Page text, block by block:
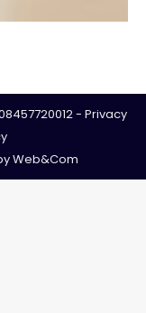
- Privacy
Web&Com